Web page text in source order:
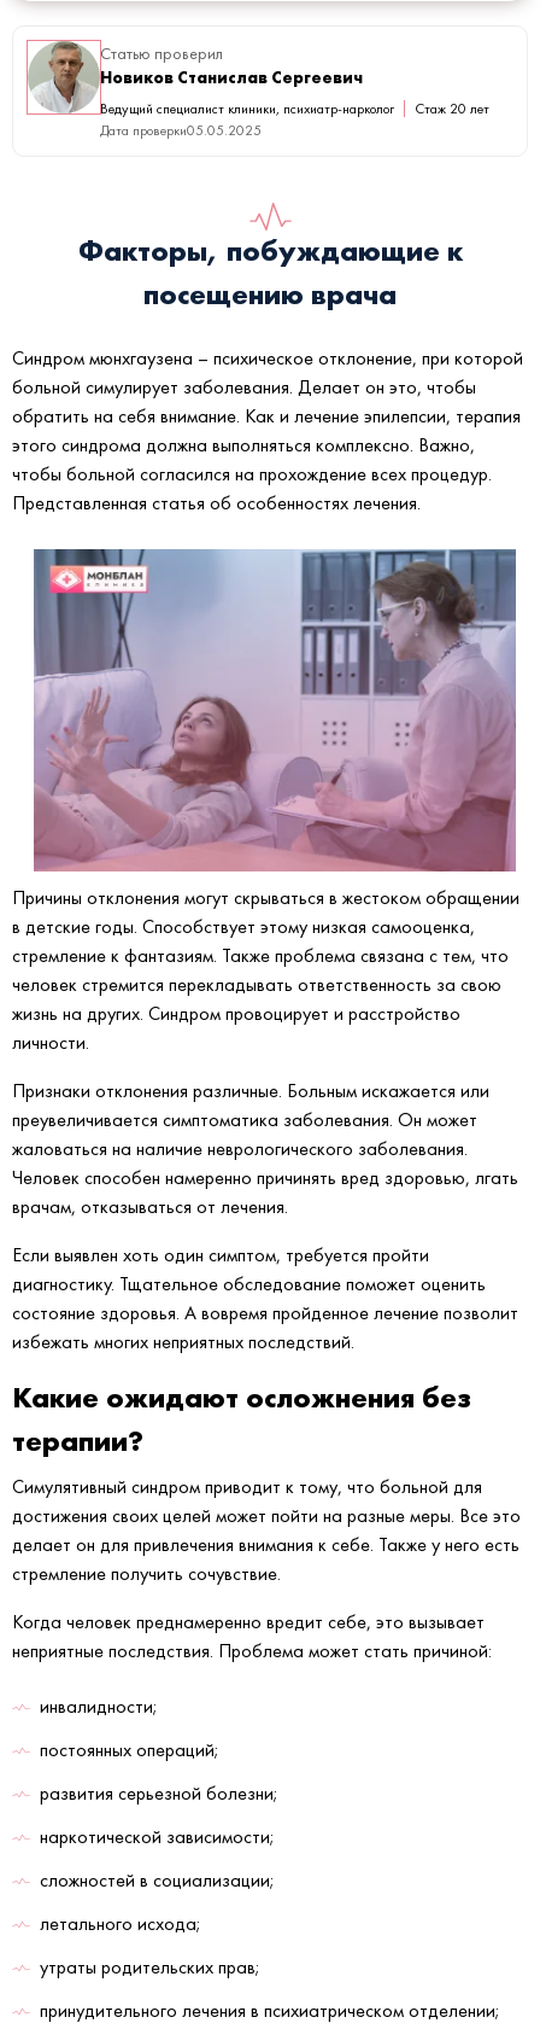
Статью проверил
Новиков Станислав Сергеевич
Ведущий специалист клиники, психиатр-нарколог
Стаж 20 лет
Дата проверки05.05.2025
Факторы, побуждающие к
посещению врача
Синдром мюнхгаузена – психическое отклонение, при которой
больной симулирует заболевания. Делает он это, чтобы
обратить на себя внимание. Как и лечение эпилепсии, терапия
этого синдрома должна выполняться комплексно. Важно,
чтобы больной согласился на прохождение всех процедур.
Представленная статья об особенностях лечения.
Причины отклонения могут скрываться в жестоком обращении
в детские годы. Способствует этому низкая самооценка,
стремление к фантазиям. Также проблема связана с тем, что
человек стремится перекладывать ответственность за свою
жизнь на других. Синдром провоцирует и расстройство
личности.
Признаки отклонения различные. Больным искажается или
преувеличивается симптоматика заболевания. Он может
жаловаться на наличие неврологического заболевания.
Человек способен намеренно причинять вред здоровью, лгать
врачам, отказываться от лечения.
Если выявлен хоть один симптом, требуется пройти
диагностику. Тщательное обследование поможет оценить
состояние здоровья. А вовремя пройденное лечение позволит
избежать многих неприятных последствий.
Какие ожидают осложнения без
терапии?
Симулятивный синдром приводит к тому, что больной для
достижения своих целей может пойти на разные меры. Все это
делает он для привлечения внимания к себе. Также у него есть
стремление получить сочувствие.
Когда человек преднамеренно вредит себе, это вызывает
неприятные последствия. Проблема может стать причиной:
инвалидности;
постоянных операций;
развития серьезной болезни;
наркотической зависимости;
сложностей в социализации;
летального исхода;
утраты родительских прав;
принудительного лечения в психиатрическом отделении;